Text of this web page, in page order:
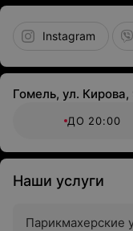
Instagram
Гомель, ул. Кирова,
ДО 20:00
Наши услуги
Парикмахерские